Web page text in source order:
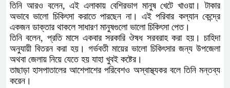
তিনি আরও বলেন, এই এলাকায় বেশিরভাগ মানুষ খেটে খাওয়া। টাকার
অভাবে ভালো চিকিৎসা করাতে পারছেন না। এই পরিবার কল্যান কেন্দ্রে
একজন ডাক্তার থাকলে সাধারণ মানুষগুলো ভালো চিকিৎসা পেত।
তিনি বলেন, প্রতি মাসে একবার সরকারি ঔষধ সরবরাহ করা হয়। চাহিদা
অনুযায়ী বিতরন করা হয়। গর্ভবতী মায়ের ভালো চিকিৎসার জন্য উপজেলা
অথবা জেলায় নিয়ে যেতে হয় যাহা খুবই কষ্টের।
তাছাড়া হাসপাতালের আশেপাশের পরিবেশও অস্বাস্থ্যকর বলে তিনি মন্তব্য
করেন।